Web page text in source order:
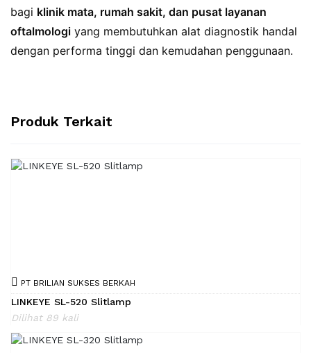
bagi klinik mata, rumah sakit, dan pusat layanan
oftalmologi yang membutuhkan alat diagnostik handal
dengan performa tinggi dan kemudahan penggunaan.
Produk Terkait
PT BRILIAN SUKSES BERKAH
LINKEYE SL-520 Slitlamp
Dilihat 89 kali